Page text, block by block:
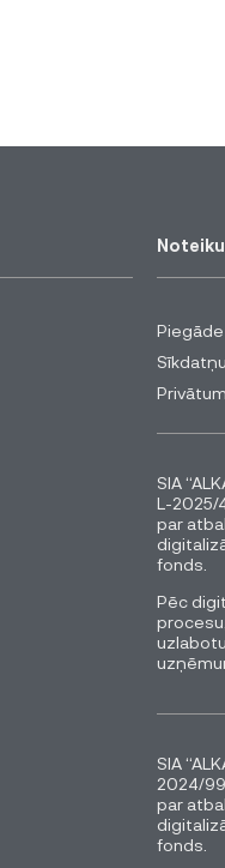
Piegāde
SIA
L-2025/
par
fonds.
Pēc
SIA
2024/
par
fonds.